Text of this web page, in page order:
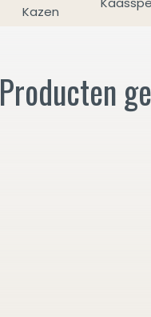
Kazen
Producten